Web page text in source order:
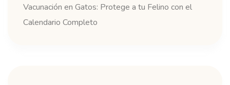
Vacunación en Gatos: Protege a tu Felino con el
Calendario Completo